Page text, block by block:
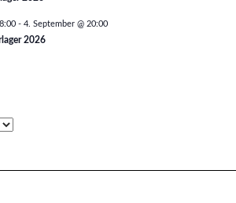
- 4. September @ 20:00
2026